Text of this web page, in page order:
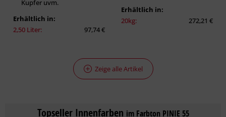
Kupfer uvm.
Erhältlich in:
2,50 Liter:
97,74 €
Erhältlich in:
20kg:
272,21 €
Zeige alle Artikel
Topseller Innenfarben im Farbton PINIE 55